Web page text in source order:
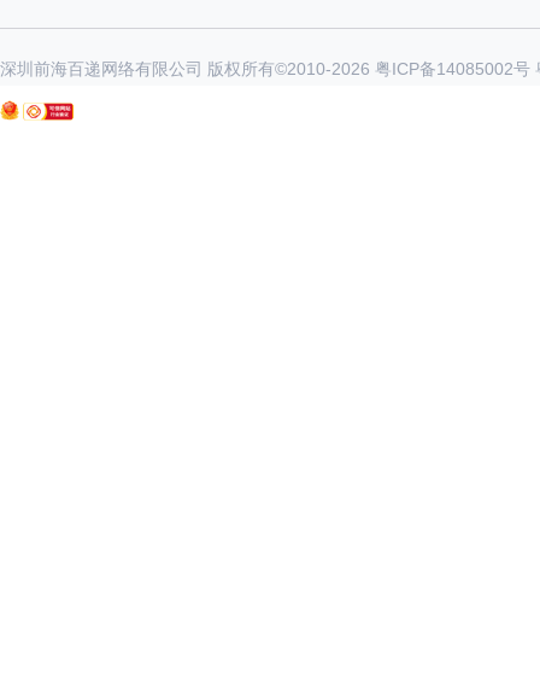
深圳前海百递网络有限公司 版权所有©2010-2026 粤ICP备14085002号